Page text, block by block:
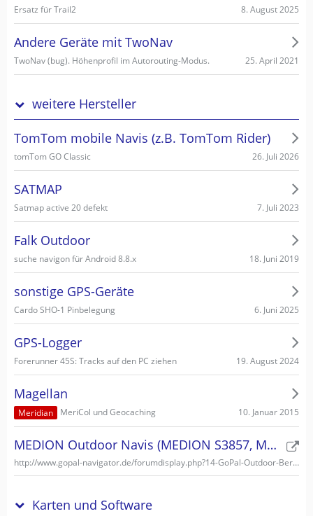
Ersatz für Trail2 8. August 2025
Andere Geräte mit TwoNav
TwoNav (bug). Höhenprofil im Autorouting-Modus. 25. April 2021
weitere Hersteller
TomTom mobile Navis (z.B. TomTom Rider)
tomTom GO Classic 26. Juli 2026
SATMAP
Satmap active 20 defekt 7. Juli 2023
Falk Outdoor
suche navigon für Android 8.8.x 18. Juni 2019
sonstige GPS-Geräte
Cardo SHO-1 Pinbelegung 6. Juni 2025
GPS-Logger
Forerunner 45S: Tracks auf den PC ziehen 19. August 2024
Magellan
Meridian MeriCol und Geocaching 10. Januar 2015
MEDION Outdoor Navis (MEDION S3857, MEDION S3747)
http://www.gopal-navigator.de/forumdisplay.php?14-GoPal-Outdoor-Bereich
Karten und Software